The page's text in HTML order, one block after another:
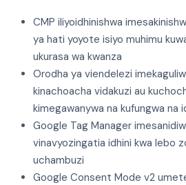
CMP iliyoidhinishwa
ya hati yoyote isiyo muhimu
ukurasa wa kwanza
Orodha ya viendelezi
kinachoacha vidakuzi au
kimegawanywa na kufungwa na
Google Tag Manager
vinavyozingatia idhini kwa lebo
uchambuzi
Google Consent Mode v2